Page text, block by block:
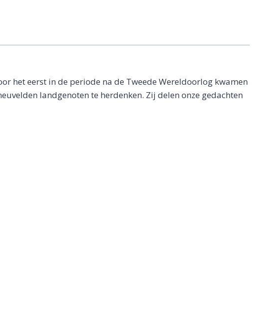
het eerst in de periode na de Tweede Wereldoorlog kwamen
landgenoten te herdenken. Zij delen onze gedachten